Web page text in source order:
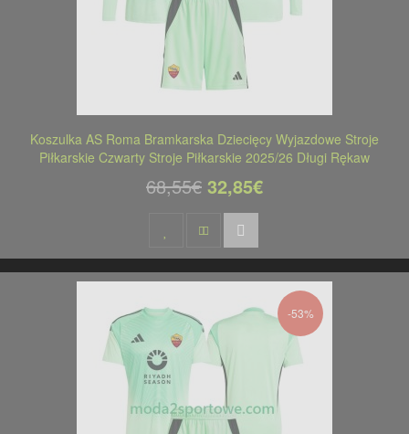
Koszulka AS Roma Bramkarska Dziecięcy Wyjazdowe Stroje
Piłkarskie Czwarty Stroje Piłkarskie 2025/26 Długi Rękaw
68,55€ 32,85€
-53%